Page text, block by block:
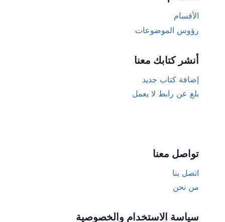
الأقسام
رؤوس الموضوعات
أنشر كتابك معنا
إضافة كتاب جديد
بلغ عن رابط لا يعمل
تواصل معنا
اتصل بنا
من نحن
سياسة الاستخدام والخصوصية